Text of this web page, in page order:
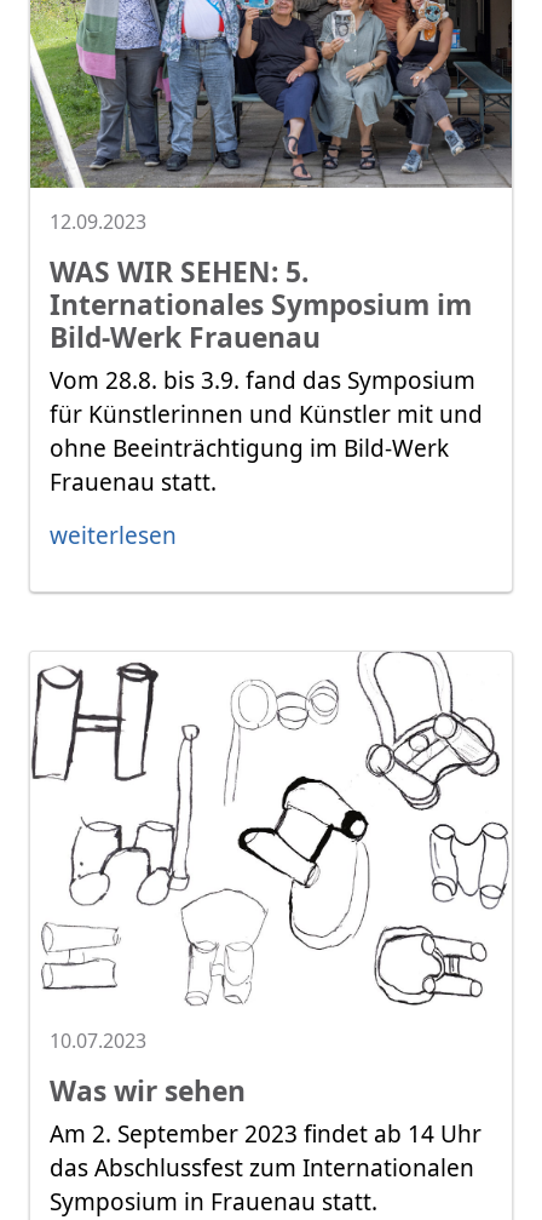
12.09.2023
WAS WIR SEHEN: 5.
Internationales Symposium im
Bild-Werk Frauenau
Vom 28.8. bis 3.9. fand das Symposium
für Künstlerinnen und Künstler mit und
ohne Beeinträchtigung im Bild-Werk
Frauenau statt.
weiterlesen
10.07.2023
Was wir sehen
Am 2. September 2023 findet ab 14 Uhr
das Abschlussfest zum Internationalen
Symposium in Frauenau statt.